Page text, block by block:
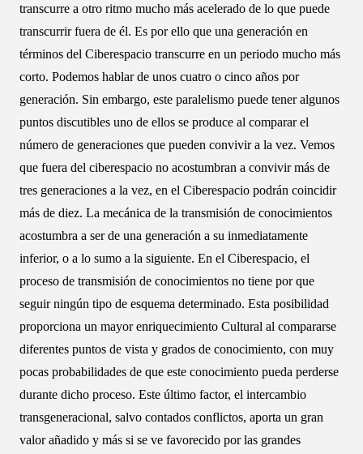
transcurre a otro ritmo mucho más acelerado de lo que puede
transcurrir fuera de él. Es por ello que una generación en
términos del Ciberespacio transcurre en un periodo mucho más
corto. Podemos hablar de unos cuatro o cinco años por
generación. Sin embargo, este paralelismo puede tener algunos
puntos discutibles uno de ellos se produce al comparar el
número de generaciones que pueden convivir a la vez. Vemos
que fuera del ciberespacio no acostumbran a convivir más de
tres generaciones a la vez, en el Ciberespacio podrán coincidir
más de diez. La mecánica de la transmisión de conocimientos
acostumbra a ser de una generación a su inmediatamente
inferior, o a lo sumo a la siguiente. En el Ciberespacio, el
proceso de transmisión de conocimientos no tiene por que
seguir ningún tipo de esquema determinado. Esta posibilidad
proporciona un mayor enriquecimiento Cultural al compararse
diferentes puntos de vista y grados de conocimiento, con muy
pocas probabilidades de que este conocimiento pueda perderse
durante dicho proceso. Este último factor, el intercambio
transgeneracional, salvo contados conflictos, aporta un gran
valor añadido y más si se ve favorecido por las grandes